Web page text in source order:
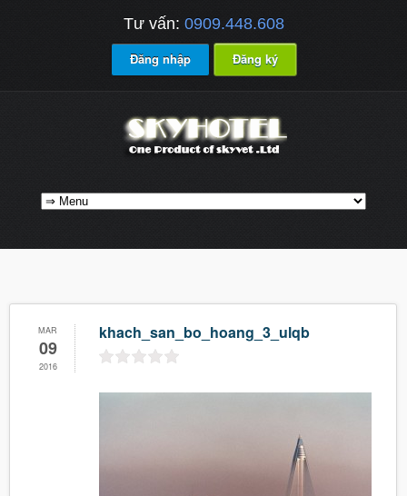
Tư vấn: 0909.448.608
Đăng nhập Đăng ký
MAR
09
2016
khach_san_bo_hoang_3_ulqb